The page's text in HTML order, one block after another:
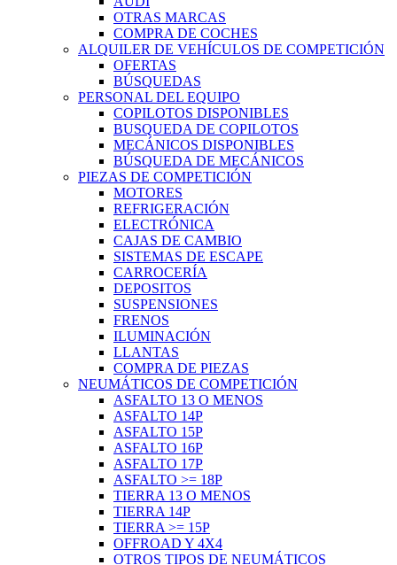
OTRAS MARCAS
COMPRA DE COCHES
ALQUILER DE VEHÍCULOS DE COMPETICIÓN
OFERTAS
BÚSQUEDAS
PERSONAL DEL EQUIPO
COPILOTOS DISPONIBLES
BUSQUEDA DE COPILOTOS
MECÁNICOS DISPONIBLES
BÚSQUEDA DE MECÁNICOS
PIEZAS DE COMPETICIÓN
MOTORES
REFRIGERACIÓN
ELECTRÓNICA
CAJAS DE CAMBIO
SISTEMAS DE ESCAPE
CARROCERÍA
DEPOSITOS
SUSPENSIONES
FRENOS
ILUMINACIÓN
LLANTAS
COMPRA DE PIEZAS
NEUMÁTICOS DE COMPETICIÓN
ASFALTO 13 O MENOS
ASFALTO 14P
ASFALTO 15P
ASFALTO 16P
ASFALTO 17P
ASFALTO >= 18P
TIERRA 13 O MENOS
TIERRA 14P
TIERRA >= 15P
OFFROAD Y 4X4
OTROS TIPOS DE NEUMÁTICOS